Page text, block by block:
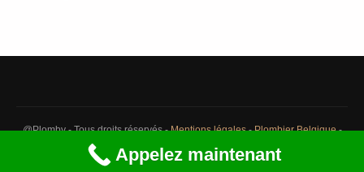
@Plomby - Tous droits réservés -Mentions légales-Plombier Belgique-
Débouchage Belgique
Appelez maintenant